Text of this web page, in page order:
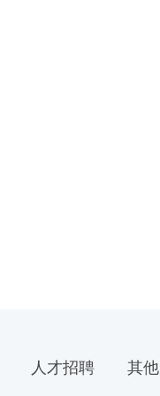
人才招聘 其他